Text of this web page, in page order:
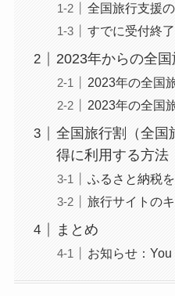
全国旅行支援
すでに受付終
2023年からの全
2023年の全国
2023年の全国
全国旅行割（全国
得に利用する方法
ふるさと納税
旅行サイトの
まとめ
お知らせ：You